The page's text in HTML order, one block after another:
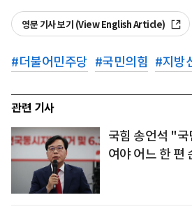
영문 기사 보기 (View English Article)
#더불어민주당 #국민의힘 #지방
관련 기사
국힘 송언석 "국
여야 어느 한 편